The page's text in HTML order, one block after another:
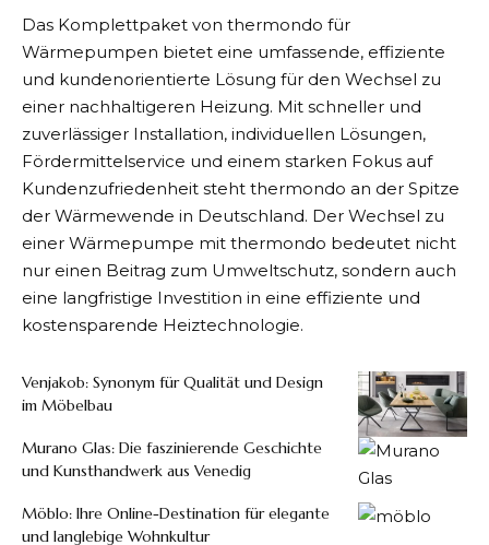
Das Komplettpaket von thermondo für
Wärmepumpen bietet eine umfassende, effiziente
und kundenorientierte Lösung für den Wechsel zu
einer nachhaltigeren Heizung. Mit schneller und
zuverlässiger Installation, individuellen Lösungen,
Fördermittelservice und einem starken Fokus auf
Kundenzufriedenheit steht thermondo an der Spitze
der Wärmewende in Deutschland. Der Wechsel zu
einer Wärmepumpe mit thermondo bedeutet nicht
nur einen Beitrag zum Umweltschutz, sondern auch
eine langfristige Investition in eine effiziente und
kostensparende Heiztechnologie.
Venjakob: Synonym für Qualität und Design
im Möbelbau
Murano Glas: Die faszinierende Geschichte
und Kunsthandwerk aus Venedig
Möblo: Ihre Online-Destination für elegante
und langlebige Wohnkultur